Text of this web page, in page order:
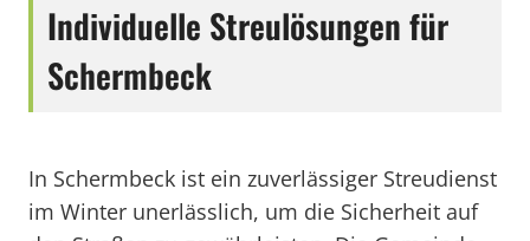
Individuelle Streulösungen für
Schermbeck
In Schermbeck ist ein zuverlässiger Streudienst
im Winter unerlässlich, um die Sicherheit auf